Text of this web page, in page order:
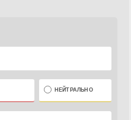
НЕЙТРАЛЬНО